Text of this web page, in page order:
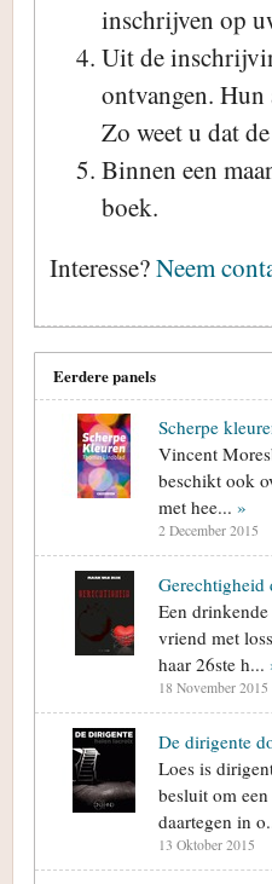
inschrijven op
Uit de
ontvangen.
Zo weet u dat
Binnen een
boek.
Interesse?Neem
Eerdere panels
Scherpe
Vincent
beschikt ook
met hee... »
2 December 2015
Een
vriend met
haar 26ste h...
18 November 2015
De dirigente
Loes is
besluit om
daartegen in
13 Oktober 2015